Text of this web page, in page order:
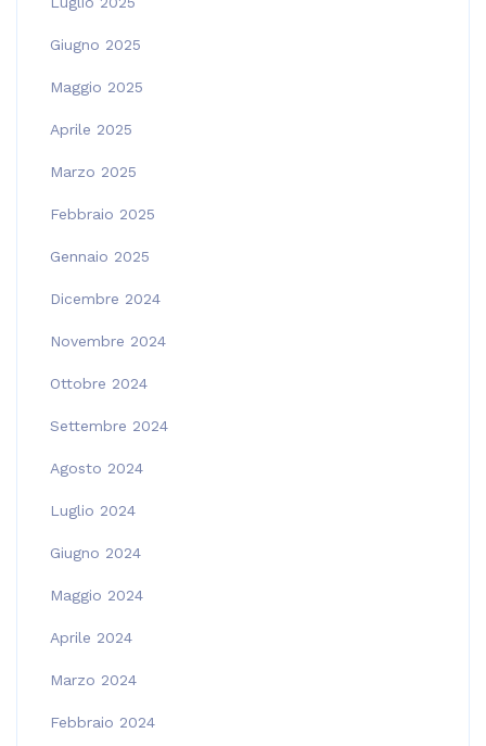
Giugno 2025
Maggio 2025
Aprile 2025
Marzo 2025
Febbraio 2025
Gennaio 2025
Dicembre 2024
Novembre 2024
Ottobre 2024
Settembre 2024
Agosto 2024
Luglio 2024
Giugno 2024
Maggio 2024
Aprile 2024
Marzo 2024
Febbraio 2024